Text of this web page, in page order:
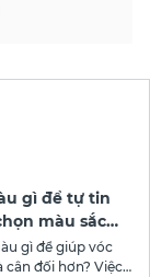
gì để tự tin
màu sắc
gì để giúp vóc
cân đối hơn? Việc